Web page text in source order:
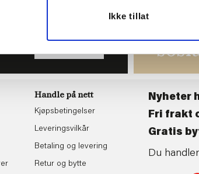
Ikke tillat
Handle på nett
Kjøpsbetingelser
Leveringsvilkår
Betaling og levering
Retur og bytte
Nyheter
Fri frakt
Gratis
Du